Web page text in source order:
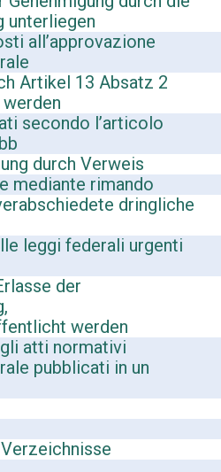
unterliegen
all’approvazione
Artikel 13 Absatz 2
secondo l’articolo
durch Verweis
mediante rimando
dringliche
leggi federali urgenti
der
werden
atti normativi
pubblicati in un